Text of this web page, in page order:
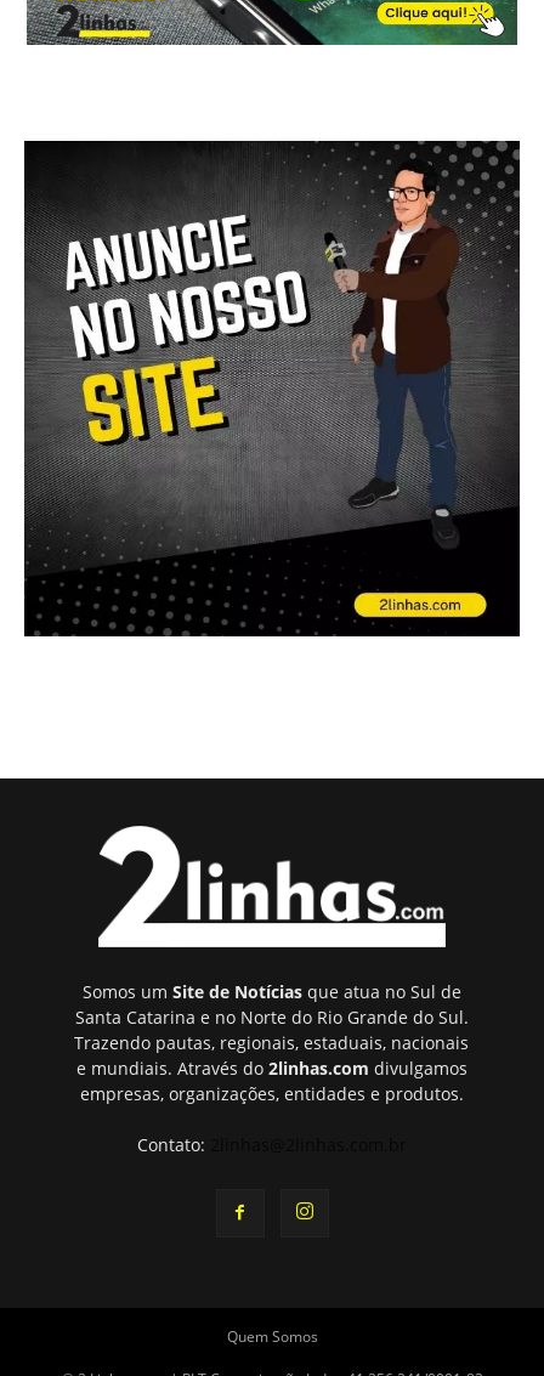
Somos um Site de Notíciasque atua no Sul de
Santa Catarina e no Norte do Rio Grande do Sul.
Trazendo pautas, regionais, estaduais, nacionais
e mundiais. Através do 2linhas.com divulgamos
empresas, organizações, entidades e produtos.
Contato:
Quem Somos